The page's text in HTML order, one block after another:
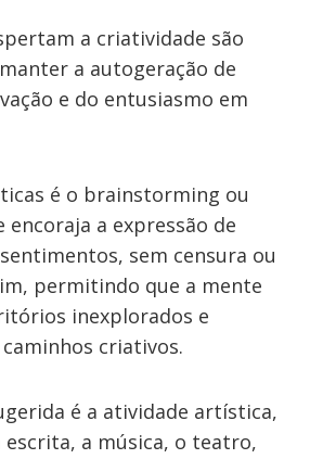
a criatividade são
a autogeração de
e do entusiasmo em
é o brainstorming ou
encoraja a expressão de
sem censura ou
permitindo que a mente
inexplorados e
criativos.
é a atividade artística,
a música, o teatro,